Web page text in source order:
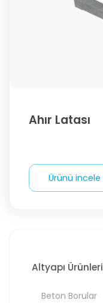
Altyapı Ürünleri
Beton Borular
Ahır Latası
Ürünü incele